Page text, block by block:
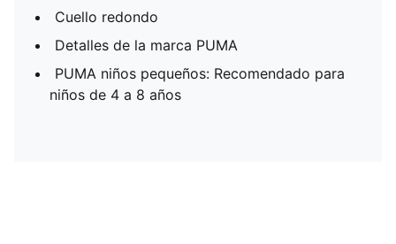
Cuello redondo
Detalles de la marca PUMA
PUMA niños pequeños: Recomendado para
niños de 4 a 8 años